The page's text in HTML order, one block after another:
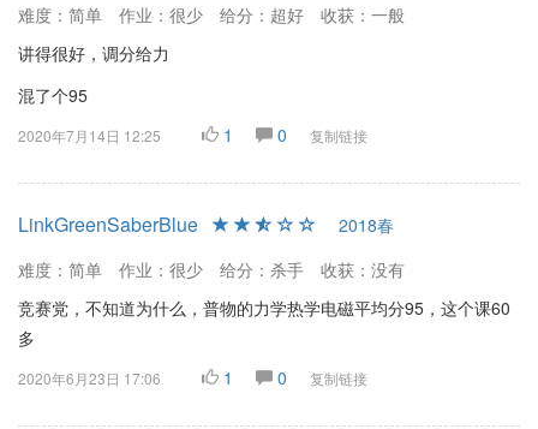
难度：简单
作业：很少 给分：超好
收获：一般
讲得很好，调分给力
混了个95
2020年7月14日 12:25 1 0 复制链接
LinkGreenSaberBlue
2018春
难度：简单
作业：很少 给分：杀手
收获：没有
竞赛党，不知道为什么，普物的力学热学电磁平均分95，这个课60
多
2020年6月23日 17:06 1 0 复制链接